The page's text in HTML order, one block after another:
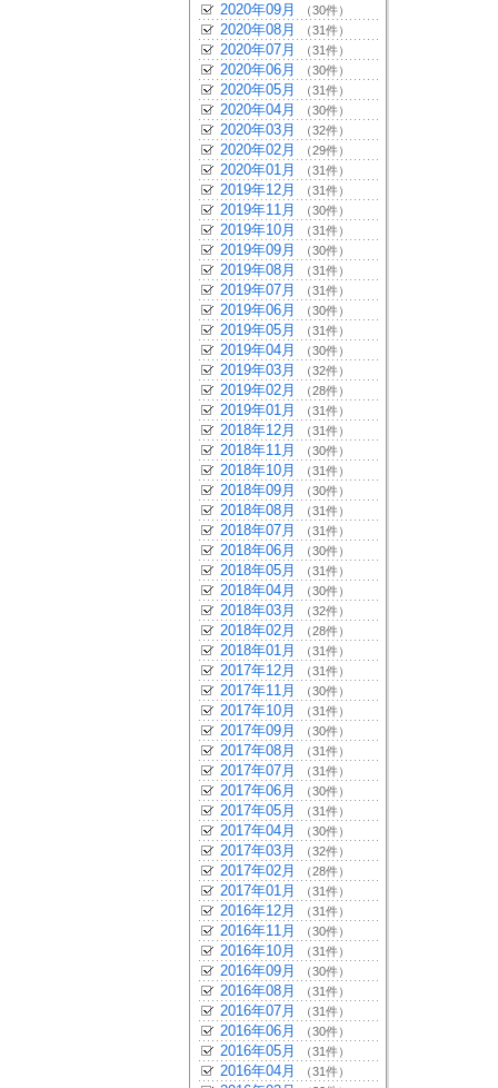
2020年09月 （30件）
2020年08月 （31件）
2020年07月 （31件）
2020年06月 （30件）
2020年05月 （31件）
2020年04月 （30件）
2020年03月 （32件）
2020年02月 （29件）
2020年01月 （31件）
2019年12月 （31件）
2019年11月 （30件）
2019年10月 （31件）
2019年09月 （30件）
2019年08月 （31件）
2019年07月 （31件）
2019年06月 （30件）
2019年05月 （31件）
2019年04月 （30件）
2019年03月 （32件）
2019年02月 （28件）
2019年01月 （31件）
2018年12月 （31件）
2018年11月 （30件）
2018年10月 （31件）
2018年09月 （30件）
2018年08月 （31件）
2018年07月 （31件）
2018年06月 （30件）
2018年05月 （31件）
2018年04月 （30件）
2018年03月 （32件）
2018年02月 （28件）
2018年01月 （31件）
2017年12月 （31件）
2017年11月 （30件）
2017年10月 （31件）
2017年09月 （30件）
2017年08月 （31件）
2017年07月 （31件）
2017年06月 （30件）
2017年05月 （31件）
2017年04月 （30件）
2017年03月 （32件）
2017年02月 （28件）
2017年01月 （31件）
2016年12月 （31件）
2016年11月 （30件）
2016年10月 （31件）
2016年09月 （30件）
2016年08月 （31件）
2016年07月 （31件）
2016年06月 （30件）
2016年05月 （31件）
2016年04月 （31件）